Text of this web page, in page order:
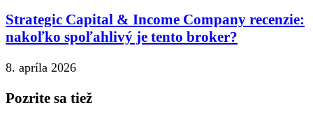
Strategic Capital & Income Company recenzie:
nakoľko spoľahlivý je tento broker?
8. apríla 2026
Pozrite sa tiež